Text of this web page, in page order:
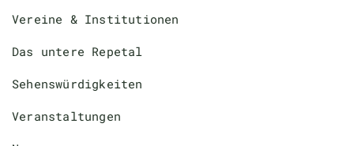
Vereine & Institutionen
Das untere Repetal
Sehenswürdigkeiten
Veranstaltungen